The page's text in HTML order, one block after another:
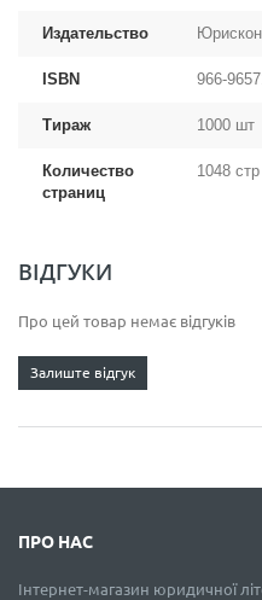
Издательство
ISBN 966-
Тираж 1000 шт
Количество
страниц
1048 стр
ВІДГУКИ
Про цей товар немає відгуків
Залиште відгук
ПРО НАС
Інтернет-магазин юридичної